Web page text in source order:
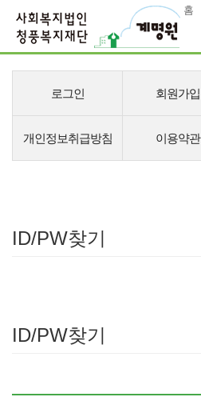
홈
메
로그인 회원가입
개인정보취급방침 이용약관
ID/PW찾기
ID/PW찾기